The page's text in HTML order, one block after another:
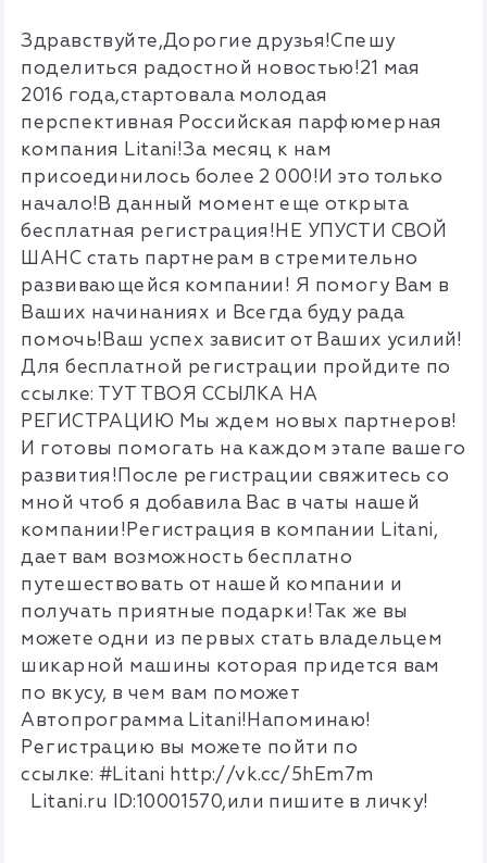
Здравствуйте,Дорогие друзья!Спешу
поделиться радостной новостью!21 мая
2016 года,стартовала молодая
перспективная Российская парфюмерная
компания Litani!За месяц к нам
присоединилось более 2 000!И это только
начало!В данный момент еще открыта
бесплатная регистрация!НЕ УПУСТИ СВОЙ
ШАНС стать партнерам в стремительно
развивающейся компании! Я помогу Вам в
Ваших начинаниях и Всегда буду рада
помочь!Ваш успех зависит от Ваших усилий!
Для бесплатной регистрации пройдите по
ссылке: ТУТ ТВОЯ ССЫЛКА НА
РЕГИСТРАЦИЮ Мы ждем новых партнеров!
И готовы помогать на каждом этапе вашего
развития!После регистрации свяжитесь со
мной чтоб я добавила Вас в чаты нашей
компании!Регистрация в компании Litani,
дает вам возможность бесплатно
путешествовать от нашей компании и
получать приятные подарки!Так же вы
можете одни из первых стать владельцем
шикарной машины которая придется вам
по вкусу, в чем вам поможет
Автопрограмма Litani!Напоминаю!
Регистрацию вы можете пойти по
ссылке: #Litani http://vk.cc/5hEm7m
Litani.ru ID:10001570,или пишите в личку!